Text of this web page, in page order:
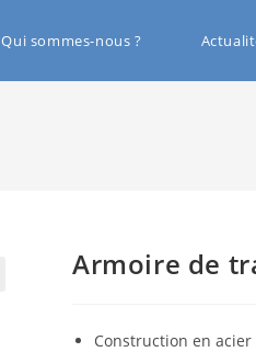
Qui sommes-nous ?
Armoire de
Construction en